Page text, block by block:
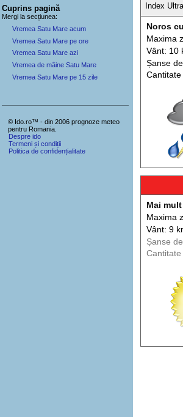
Index
Noros
Maxima
Vânt: 10
Șanse
Cantitate
Mai
Maxima
Vânt: 9
Șanse
Cuprins pagină
Mergi la secțiunea:
Vremea Satu Mare acum
Vremea Satu Mare pe ore
Vremea Satu Mare azi
Vremea de mâine Satu Mare
Vremea Satu Mare pe 15 zile
© Ido.ro™ - din 2006 prognoze meteo
pentru Romania.
Despre ido
Termeni și condiții
Politica de confidențialitate